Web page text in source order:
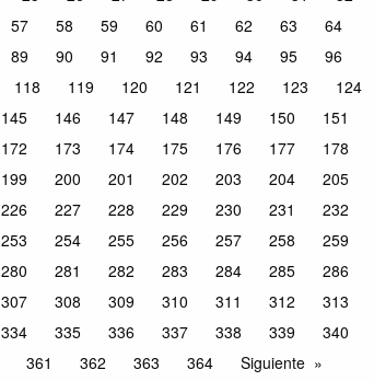
57 58 59 60 61 62 63
64
89 90 91 92 93 94 95
96
118 119 120 121 122 123
124
145 146 147 148 149 150
151
172 173 174 175 176 177
178
199 200 201 202 203 204
205
226 227 228 229 230 231
232
253 254 255 256 257 258
259
280 281 282 283 284 285
286
307 308 309 310 311 312
313
334 335 336 337 338 339
340
361 362 363 364 Siguiente